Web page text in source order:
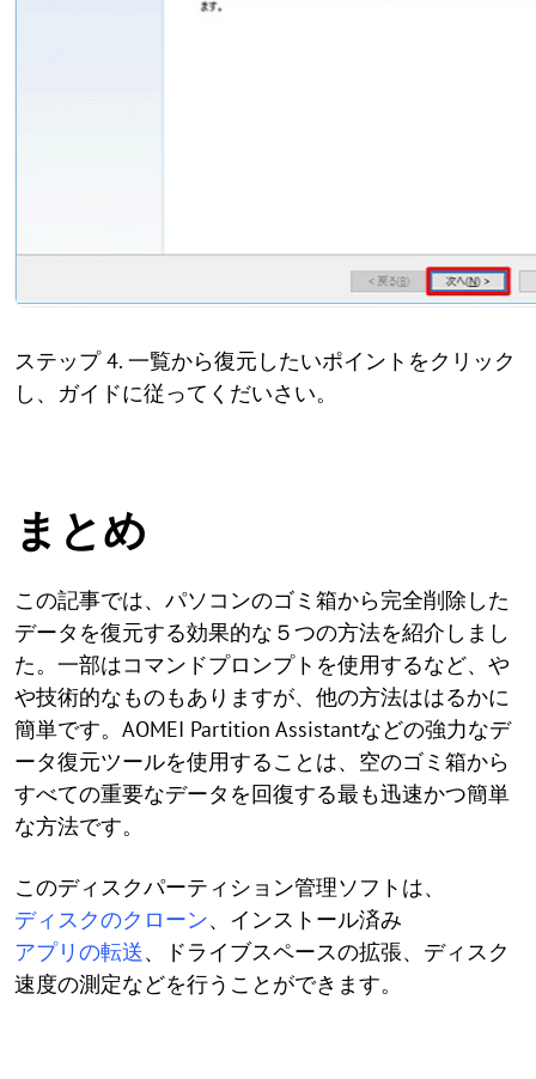
ステップ 4. 一覧から復元したいポイントをクリック
し、ガイドに従ってくだいさい。
まとめ
この記事では、パソコンのゴミ箱から完全削除した
データを復元する効果的な５つの方法を紹介しまし
た。一部はコマンドプロンプトを使用するなど、や
や技術的なものもありますが、他の方法ははるかに
簡単です。AOMEI Partition Assistantなどの強力なデ
ータ復元ツールを使用することは、空のゴミ箱から
すべての重要なデータを回復する最も迅速かつ簡単
な方法です。
このディスクパーティション管理ソフトは、
ディスクのクローン、インストール済み
アプリの転送、ドライブスペースの拡張、ディスク
速度の測定などを行うことができます。